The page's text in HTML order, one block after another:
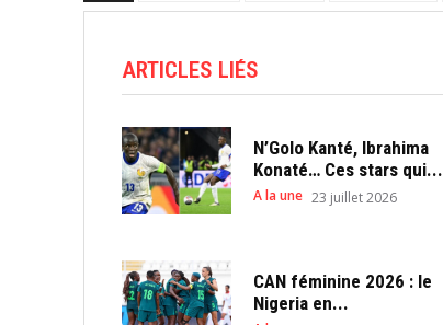
ARTICLES LIÉS
N’Golo Kanté, Ibrahima
Konaté… Ces stars qui...
A la une 23 juillet 2026
CAN féminine 2026 : le
Nigeria en...